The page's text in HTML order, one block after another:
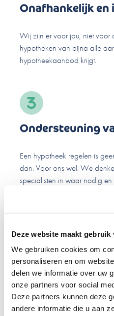
Deze website maakt gebruik
We gebruiken cookies om
personaliseren en om
delen we informatie over uw
onze partners voor social
Deze partners kunnen deze
andere informatie die u aan
Onafhankelijk en
Wij zijn er voor jou, niet voor
hypotheken van bijna alle
hypotheekaanbod krijgt.
Ondersteuning
Een hypotheek regelen is
dan. Voor ons wel. We
specialisten in waar nodig
Altijd in de buurt
Onze adviseurs kennen
Tegelijk profiteer je van de
netwerk. Het beste van twee